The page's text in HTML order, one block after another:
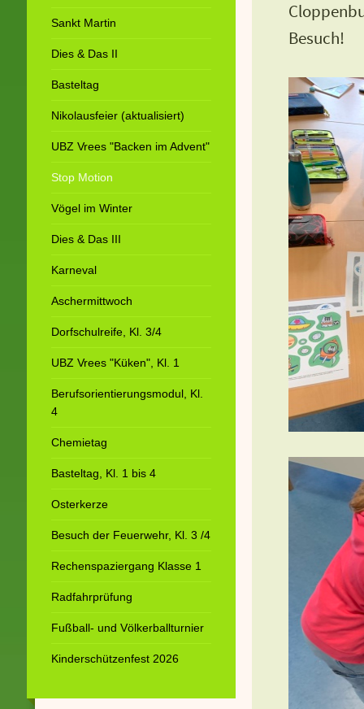
Besuch!
Sankt Martin
Dies & Das II
Basteltag
Nikolausfeier (aktualisiert)
UBZ Vrees "Backen im Advent"
Stop Motion
Vögel im Winter
Dies & Das III
Karneval
Aschermittwoch
Dorfschulreife, Kl. 3/4
UBZ Vrees "Küken", Kl. 1
Berufsorientierungsmodul, Kl.
4
Chemietag
Basteltag, Kl. 1 bis 4
Osterkerze
Besuch der Feuerwehr, Kl. 3 /4
Rechenspaziergang Klasse 1
Radfahrprüfung
Fußball- und Völkerballturnier
Kinderschützenfest 2026